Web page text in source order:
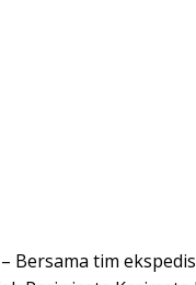
– Bersama tim